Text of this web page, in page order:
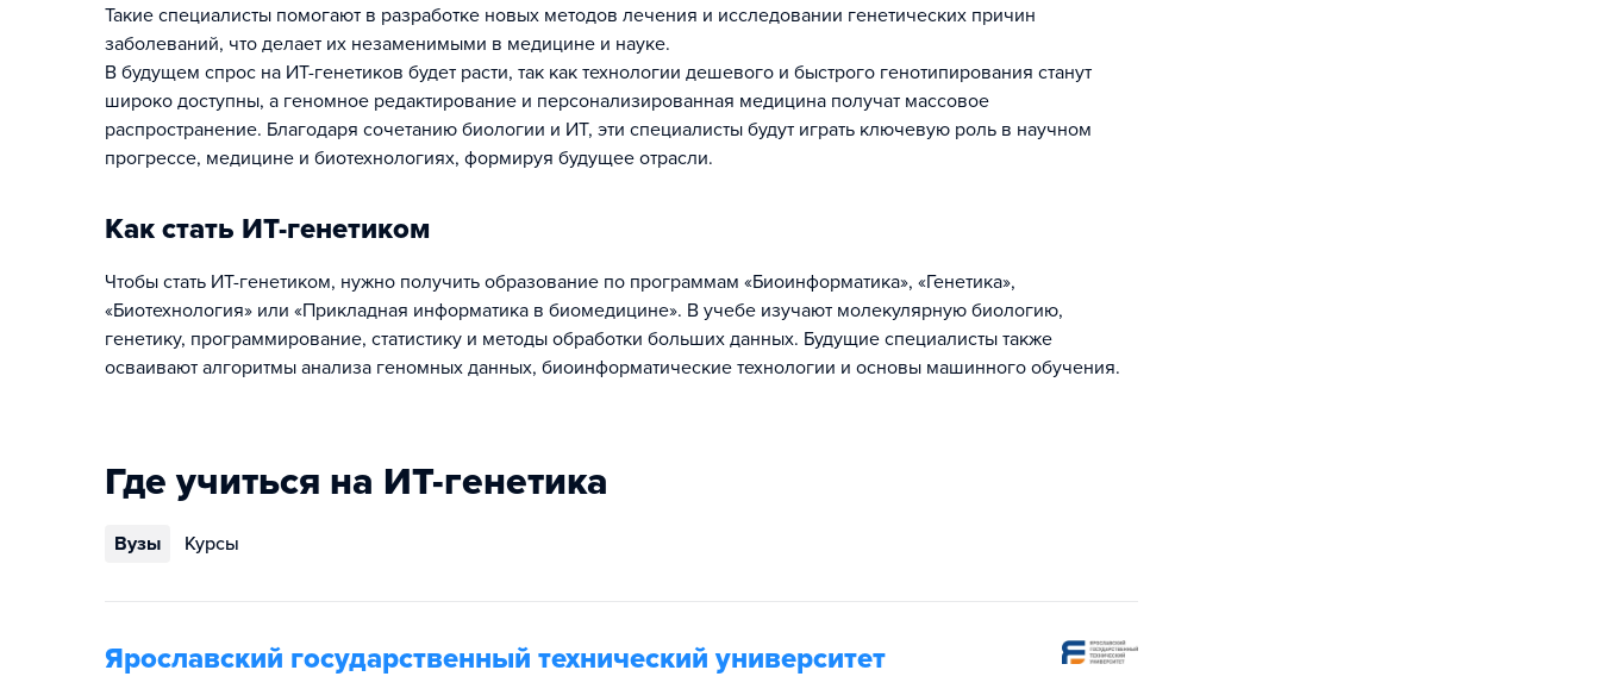
Такие специалисты помогают в разработке новых методов лечения и исследовании генетических причин
заболеваний, что делает их незаменимыми в медицине и науке.
В будущем спрос на ИТ-генетиков будет расти, так как технологии дешевого и быстрого генотипирования станут
широко доступны, а геномное редактирование и персонализированная медицина получат массовое
распространение. Благодаря сочетанию биологии и ИТ, эти специалисты будут играть ключевую роль в научном
прогрессе, медицине и биотехнологиях, формируя будущее отрасли.
Как стать ИТ-генетиком
Чтобы стать ИТ-генетиком, нужно получить образование по программам «Биоинформатика», «Генетика»,
«Биотехнология» или «Прикладная информатика в биомедицине». В учебе изучают молекулярную биологию,
генетику, программирование, статистику и методы обработки больших данных. Будущие специалисты также
осваивают алгоритмы анализа геномных данных, биоинформатические технологии и основы машинного обучения.
Где учиться на ИТ-генетика
Вузы Курсы
Ярославский государственный технический университет